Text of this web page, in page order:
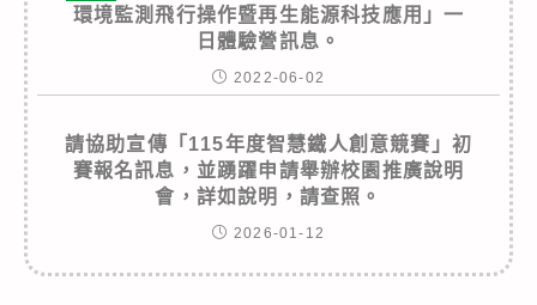
環境監測飛行操作暨再生能源科技應用」一
日體驗營訊息。
2022-06-02
請協助宣傳「115年度智慧鐵人創意競賽」初
賽報名訊息，並踴躍申請舉辦校園推廣說明
會，詳如說明，請查照。
2026-01-12